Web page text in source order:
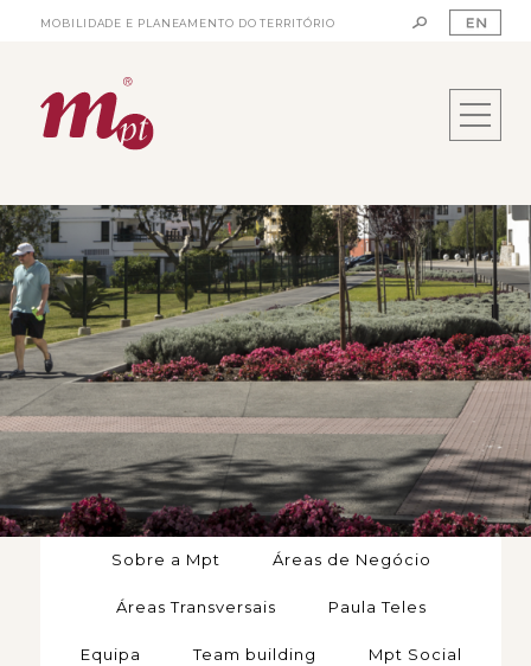
MOBILIDADE E PLANEAMENTO DO TERRITÓRIO
Sobre a Mpt Áreas de Negócio
Áreas Transversais Paula Teles
Equipa Team building Mpt Social